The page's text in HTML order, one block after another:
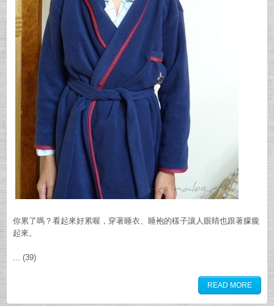
你累了嗎？看起來好累喔，穿著睡衣、睡袍的樣子讓人眼睛也跟著朦朧
起來。
... (39)
READ MORE